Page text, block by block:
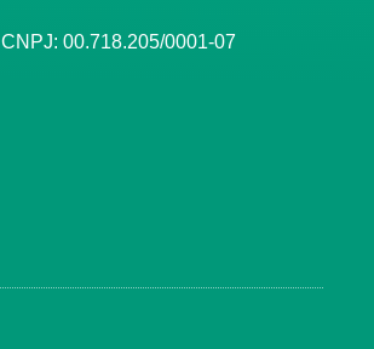
CNPJ: 00.718.205/0001-07